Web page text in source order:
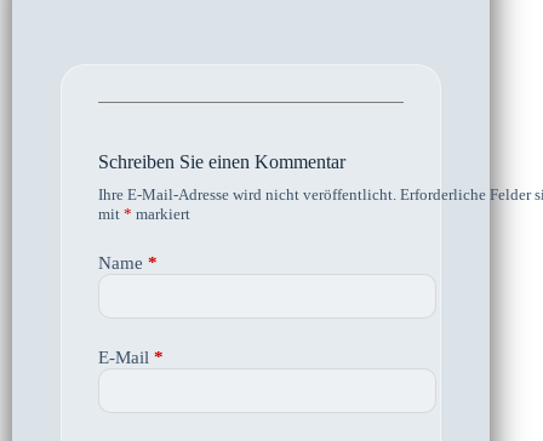
Schreiben Sie einen Kommentar
Ihre E-Mail-Adresse wird nicht veröffentlicht. Erforderliche Felder
mit * markiert
Name *
E-Mail *